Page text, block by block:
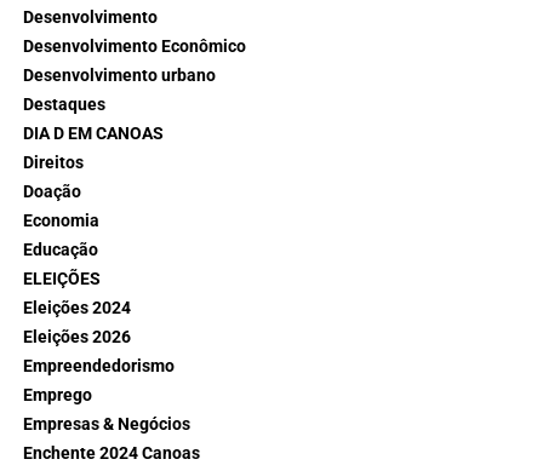
Desenvolvimento
Desenvolvimento Econômico
Desenvolvimento urbano
Destaques
DIA D EM CANOAS
Direitos
Doação
Economia
Educação
ELEIÇÕES
Eleições 2024
Eleições 2026
Empreendedorismo
Emprego
Empresas & Negócios
Enchente 2024 Canoas